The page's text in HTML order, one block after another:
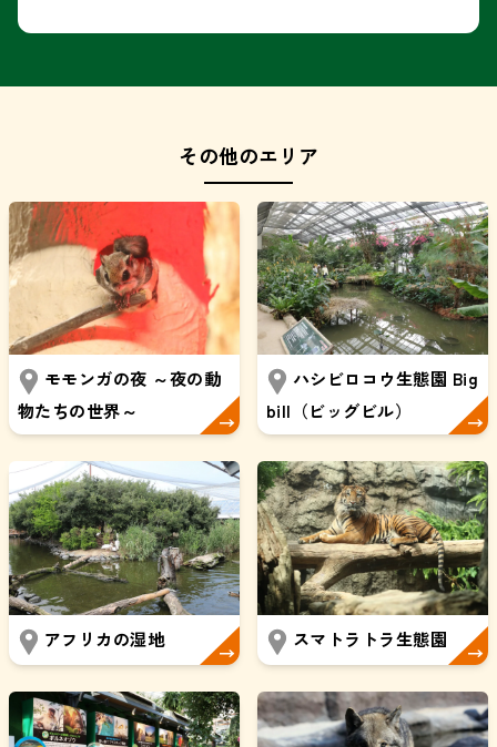
その他のエリア
モモンガの夜 ～夜の動
物たちの世界～
ハシビロコウ生態園 Big
bill（ビッグビル）
アフリカの湿地 スマトラトラ生態園